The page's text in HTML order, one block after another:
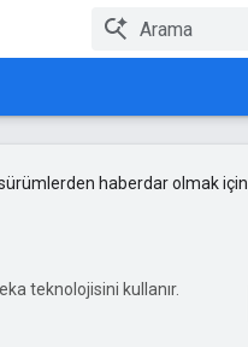
haberdar olmak için
teknolojisini kullanır.